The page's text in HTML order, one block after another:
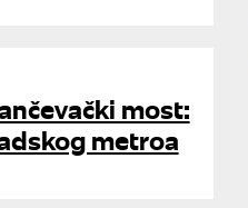
most:
metroa